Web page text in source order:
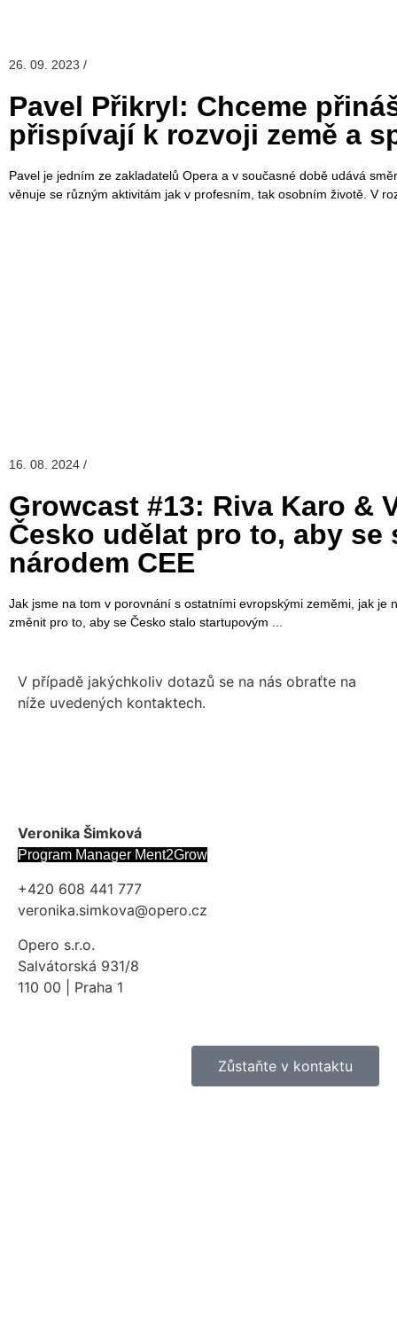
26. 09. 2023 /
Pavel Přikryl: Chceme
přispívají k rozvoji země a
Pavel je jedním ze zakladatelů Opera a v současné době udává
věnuje se různým aktivitám jak v profesním, tak osobním životě. V
16. 08. 2024 /
Growcast #13: Riva Karo &
Česko udělat pro to, aby
národem CEE
Jak jsme na tom v porovnání s ostatními evropskými zeměmi, jak je
změnit pro to, aby se Česko stalo startupovým
V případě jakýchkoliv dotazů se na nás obraťte na
níže uvedených kontaktech.
Veronika Šimková
Program Manager Ment2Grow
+420 608 441 777
veronika.simkova@opero.cz
Opero s.r.o.
Salvátorská 931/8
110 00 | Praha 1
Zůstaňte v kontaktu